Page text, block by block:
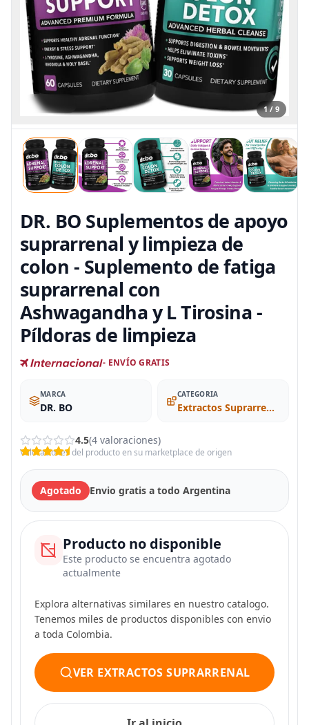
1 / 9
DR. BO Suplementos de apoyo
suprarrenal y limpieza de
colon - Suplemento de fatiga
suprarrenal con
Ashwagandha y L Tirosina -
Píldoras de limpieza
- ENVÍO GRATIS
MARCA
DR. BO
CATEGORIA
Extractos Suprarrenal
4.5(4 valoraciones)
Valoraciones del producto en su marketplace de origen
Agotado Envio gratis a todo Argentina
Producto no disponible
Este producto se encuentra agotado
actualmente
Explora alternativas similares en nuestro catalogo.
Tenemos miles de productos disponibles con envio
a toda Colombia.
VER EXTRACTOS SUPRARRENAL